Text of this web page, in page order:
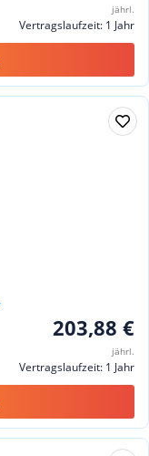
jährl.
Vertragslaufzeit: 1 Jahr
203,88 €
jährl.
Vertragslaufzeit: 1 Jahr